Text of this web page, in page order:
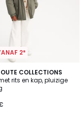
2*
COLLECTIONS
rits en kap, pluizige